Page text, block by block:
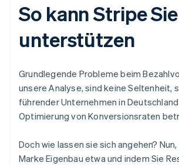
So kann Stripe Sie
unterstützen
Grundlegende Probleme beim
unsere Analyse, sind keine Seltenheit,
führender Unternehmen in
Optimierung von Konversionsraten
Doch wie lassen sie sich angehen?
Marke Eigenbau etwa und indem Sie